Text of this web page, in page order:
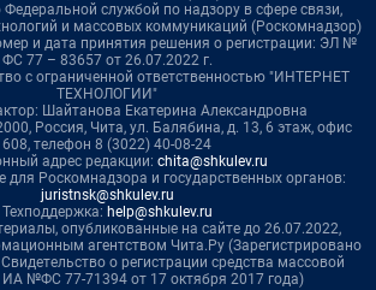
Федеральной службой по надзору в сфере связи,
и массовых коммуникаций (Роскомнадзор)
и дата принятия решения о регистрации: ЭЛ №
ФС 77 – 83657 от 26.07.2022 г.
с ограниченной ответственностью "ИНТЕРНЕТ
ТЕХНОЛОГИИ"
Шайтанова Екатерина Александровна
Россия, Чита, ул. Балябина, д. 13, 6 этаж, офис
608, телефон 8 (3022) 40-08-24
адрес редакции: chita@shkulev.ru
для Роскомнадзора и государственных органов:
juristnsk@shkulev.ru
Техподдержка: help@shkulev.ru
опубликованные на сайте до 26.07.2022,
агентством Чита.Ру (Зарегистрировано
о регистрации средства массовой
№ФС 77-71394 от 17 октября 2017 года)